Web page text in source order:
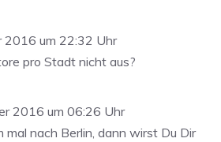
2016 um 22:32 Uhr
pro Stadt nicht aus?
2016 um 06:26 Uhr
mal nach Berlin, dann wirst Du Dir